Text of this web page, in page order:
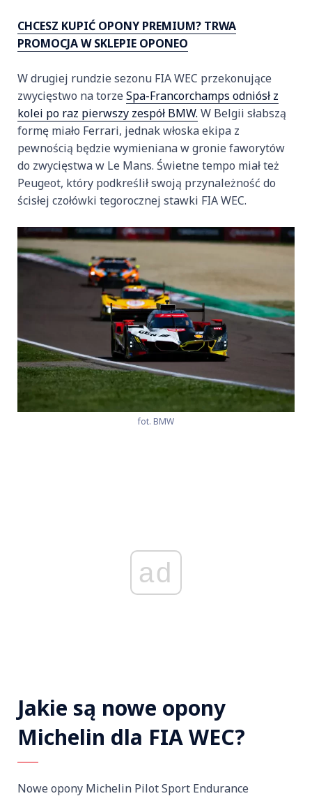
CHCESZ KUPIĆ OPONY PREMIUM? TRWA
PROMOCJA W SKLEPIE OPONEO
W drugiej rundzie sezonu FIA WEC przekonujące
zwycięstwo na torzeSpa-Francorchamps odniósł z
kolei po raz pierwszy zespół BMW. W Belgii słabszą
formę miało Ferrari, jednak włoska ekipa z
pewnością będzie wymieniana w gronie faworytów
do zwycięstwa w Le Mans. Świetne tempo miał też
Peugeot, który podkreślił swoją przynależność do
ścisłej czołówki tegorocznej stawki FIA WEC.
fot. BMW
ad
Jakie są nowe opony
Michelin dla FIA WEC?
Nowe opony Michelin Pilot Sport Endurance